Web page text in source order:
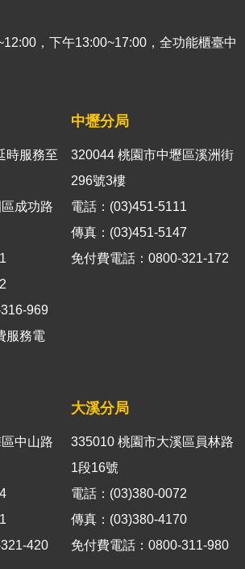
，下午13:00~17:00，全功能櫃臺中
時服務至
成功路
969
服務電
中壢分局
320044 桃園市中壢區溪洲街
296號3樓
電話：(03)451-5111
傳真：(03)451-5147
免付費電話：0800-321-172
中山路
420
大溪分局
335010 桃園市大溪區員林路
1段16號
電話：(03)380-0072
傳真：(03)380-4170
免付費電話：0800-311-980